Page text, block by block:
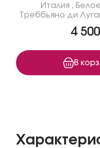
Италия, Белое
Треббьяно ди
4
В